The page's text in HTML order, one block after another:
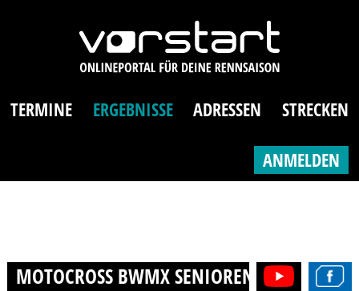
TERMINE ERGEBNISSE ADRESSEN STRECKEN
ANMELDEN
MOTOCROSS BWMX SENIOREN (AB 40J.)